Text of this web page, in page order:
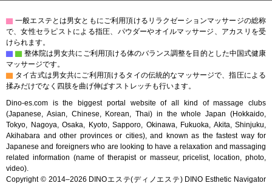
▇ 一般エステとは男女ともにご利用頂けるリラクゼーションマッサージの総称
で、女性セラピストによる指圧、パウダーやオイルマッサージ、アカスリを受
けられます。
▇ ▇ 整体院は男女共にご利用頂ける体のバランス調整を目的とした中国式健康
マッサージです。
▇ タイ古式は男女共にご利用頂けるタイの伝統的なマッサージで、指圧による
揉みだけでなく四肢を曲げ伸ばすストレッチも行います。
Dino-es.com is the biggest portal website of all kind of massage clubs
(Japanese, Asian, Chinese, Korean, Thai) in the whole Japan (Hokkaido,
Tokyo, Nagoya, Osaka, Kyoto, Sapporo, Okinawa, Fukuoka, Akita, Shinjuku,
Akihabara and other provinces or cities), and known as the fastest way for
Japanese and foreigners who are looking to have a relaxation and massaging
related information (name of therapist or masseur, pricelist, location, photo,
video).
Copyright © 2014–2026 DINOエステ(ディノエステ) DINO Esthetic Navigator